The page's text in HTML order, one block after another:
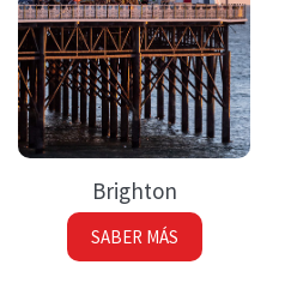
Brighton
SABER MÁS